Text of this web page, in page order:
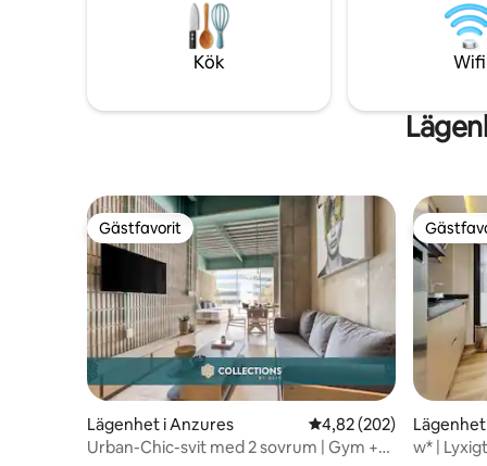
vår tvättstuga på plats och håll kontakten
med vårt affärscenter. Upplev lyx på
Homero 1410, Polancos urbana
för sitt
gallerier,
proviant
också.
Kök Wifi
Gästfavorit
Gästfavorit
Lägenhet i Anzures 4,82 av 5 i
4,82 (202)
Urban-Chic-svit med 2 sovrum | Gym +
w* |